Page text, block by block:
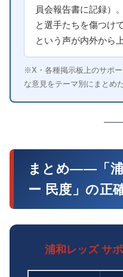
員会報告書に記録）
と選手たちを傷つけ
という声が内外から
※X・各種掲示板上のサポ
な意見をテーマ別にまとめ
まとめ——「浦
ー 民度」の正
浦和レッズ サ